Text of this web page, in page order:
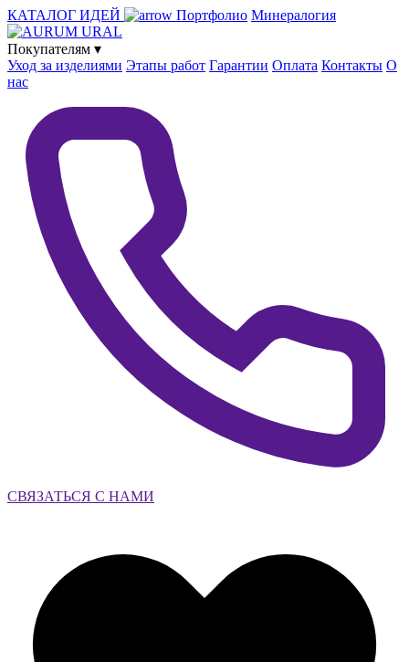
КАТАЛОГ ИДЕЙ Портфолио Минералогия
Покупателям ▾
Уход за изделиями Этапы работ Гарантии Оплата Контакты О
нас
СВЯЗАТЬСЯ С НАМИ